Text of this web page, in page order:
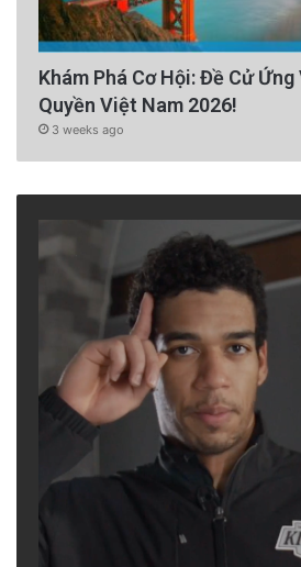
Khám Phá Cơ Hội: Đề Cử
Quyền Việt Nam 2026!
3 weeks ago